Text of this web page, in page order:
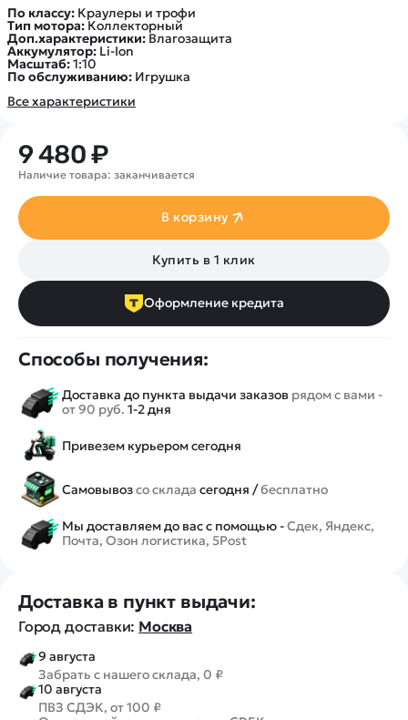
По классу: Краулеры и трофи
Тип мотора:Коллекторный
Доп.характеристики: Влагозащита
Аккумулятор: Li-Ion
Масштаб:1:10
По обслуживанию: Игрушка
Все характеристики
9 480 ₽
Наличие товара: заканчивается
В корзину
Купить в 1 клик
Оформление кредита
Способы получения:
Доставка до пункта выдачи заказов рядом с вами -
от 90 руб. 1-2 дня
Привезем курьером сегодня
Самовывозсо склада сегодня /бесплатно
Мы доставляем до вас с помощью -Сдек, Яндекс,
Почта, Озон логистика, 5Post
Доставка в пункт выдачи:
Город доставки: Москва
9 августа
Забрать с нашего склада, 0 ₽
10 августа
ПВЗ СДЭК, от 100 ₽